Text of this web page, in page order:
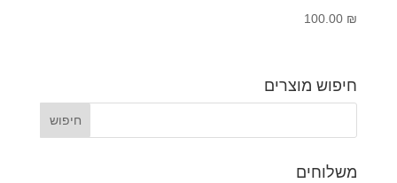
100.00 ₪
חיפוש מוצרים
משלוחים